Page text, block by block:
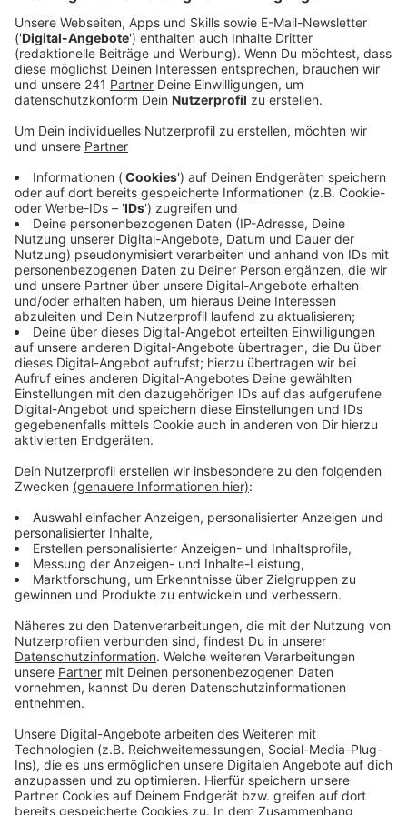
habe noch gute Chancen.
Veröffentlicht:Donnerstag, 15.08.2024 05:54
Anzeige
In vielen Betrieben ist vor zwei Wochen das neue
Ausbildungsjahr gestartet. Aktuell gibt es noch einige
offene Stellen bei uns in der Stadt. Das berichtet die
Gewerkschaft IG Bau. Von den ursprünglich über 700
gemeldeten Azubistellen sei noch fast jede dritte
unbesetzt (Stand: 15.08.). Im Handwerk, im Handel
oder auch im Baugewerbe, so die IG Bau. Für diesen
Bereich wirbt die Gewerkschaft besonders. Gebaut
oder renoviert werde immer. Die Bauwirtschaft biete
also quasi eine Jobgarantie. Aber auch für andere
Branchen empfiehlt die Gewerkschaft, über eine
Berufsberatung Infos einzuholen oder auch direkt auf
Betriebe zuzugehen. Der persönliche Eindruck sei oft
entscheidender als das Zeugnis.
Hier findet ihr eine Übersicht über offene
Ausbildungsplätze bei uns in der Stadt.
Anzeige
Weitere Meldungen aus Leverkusen
Anzeige
Leverkusen: Polizei kontrolliert vermehrt unter der
Stelze
Prozessstart nach Absturz von Lärmschutzwand bei
Leverkusen
Leverkusen: Hilfstransport in die Ukraine gestartet